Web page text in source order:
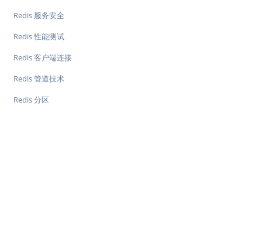
Redis 服务安全
Redis 性能测试
Redis 客户端连接
Redis 管道技术
Redis 分区